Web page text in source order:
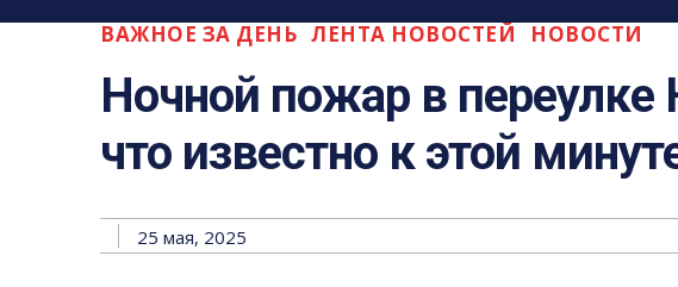
ВАЖНОЕ ЗА ДЕНЬ ЛЕНТА НОВОСТЕЙ НОВОСТИ
Ночной пожар в
что известно к этой
25 мая, 2025